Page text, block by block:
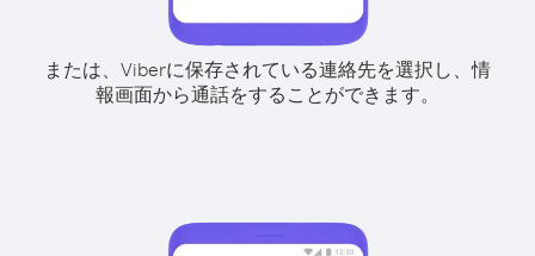
または、Viberに保存されている連絡先を選択し、情
報画面から通話をすることができます。